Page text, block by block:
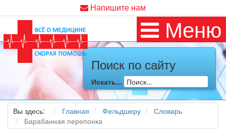
Напишите нам
Меню
Поиск по сайту
Искать...
Вы здесь: Главная Фельдшеру
Словарь
Барабанная перепонка
Как я заболел во время локдауна?
Это странная ситуация: вы соблюдали все меры
предосторожности COVID-19 (вы почти все время дома),
но, тем не менее, вы каким-то образом простудились. Вы
можете задаться...